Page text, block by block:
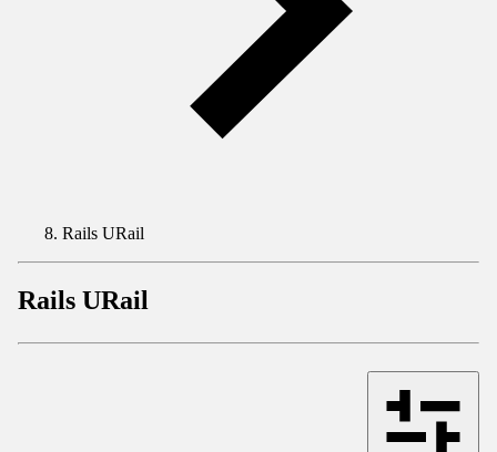
Rails URail
Rails URail